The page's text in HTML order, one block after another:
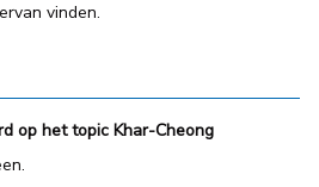
vinden.
op het topic Khar-Cheong